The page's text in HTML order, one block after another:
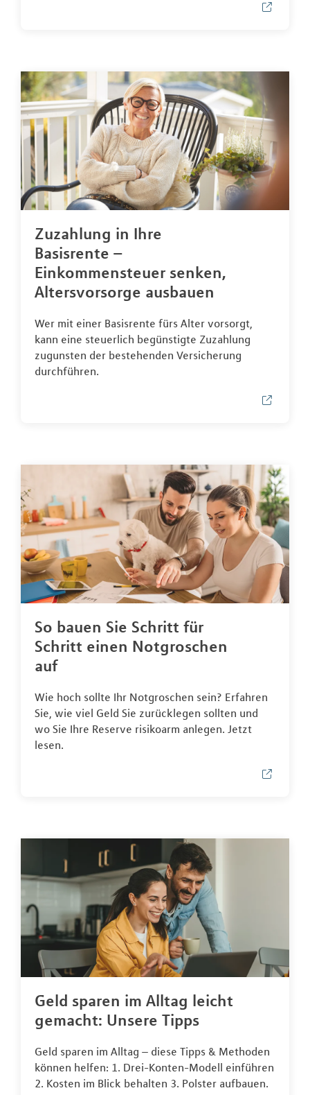
Zuzahlung in Ihre
Basisrente –
Einkommensteuer senken,
Altersvorsorge ausbauen
Wer mit einer Basisrente fürs Alter vorsorgt,
kann eine steuerlich begünstigte Zuzahlung
zugunsten der bestehenden Versicherung
durchführen.
So bauen Sie Schritt für
Schritt einen Notgroschen
auf
Wie hoch sollte Ihr Notgroschen sein? Erfahren
Sie, wie viel Geld Sie zurücklegen sollten und
wo Sie Ihre Reserve risikoarm anlegen. Jetzt
lesen.
Geld sparen im Alltag leicht
gemacht: Unsere Tipps
Geld sparen im Alltag – diese Tipps & Methoden
können helfen: 1. Drei-Konten-Modell einführen
2. Kosten im Blick behalten 3. Polster aufbauen.